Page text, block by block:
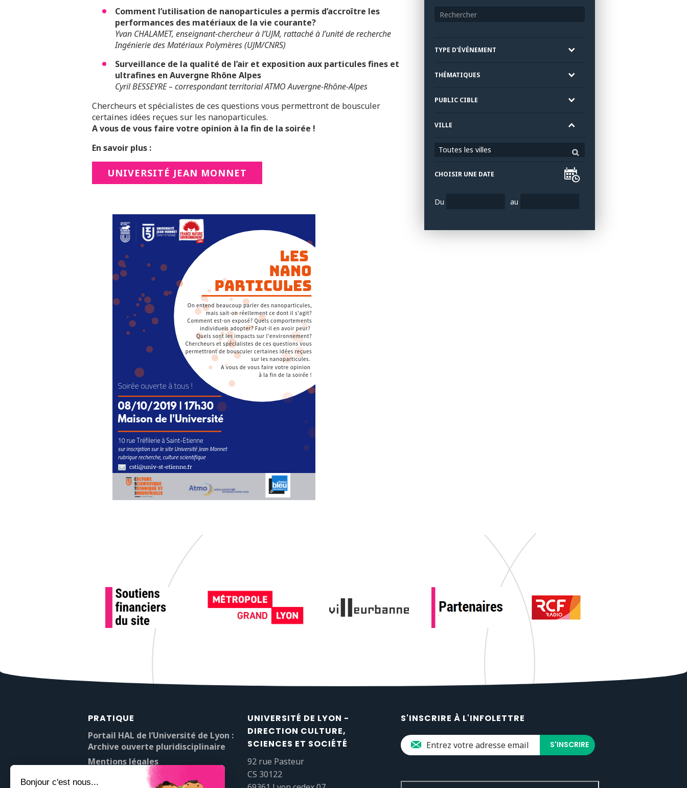
Comment l’utilisation de nanoparticules a permis d’accroître les
performances des matériaux de la vie courante?
Yvan CHALAMET, enseignant-chercheur à l’UJM, rattaché à l’unité de recherche
Ingénierie des Matériaux Polymères (UJM/CNRS)
Surveillance de la qualité de l’air et exposition aux particules fines et
ultrafines en Auvergne Rhône Alpes
Cyril BESSEYRE – correspondant territorial ATMO Auvergne-Rhône-Alpes
Chercheurs et spécialistes de ces questions vous permettront de bousculer
certaines idées reçues sur les nanoparticules.
A vous de vous faire votre opinion à la fin de la soirée !
En savoir plus :
UNIVERSITÉ JEAN MONNET
TYPE D'ÉVÉNEMENT
THÉMATIQUES
PUBLIC CIBLE
VILLE
Toutes les villes
CHOISIR UNE DATE
Du au
PRATIQUE
Portail HAL de l’Université de Lyon :
Archive ouverte pluridisciplinaire
Mentions légales
À propos de Pop’Sciences
UNIVERSITÉ DE LYON -
DIRECTION CULTURE,
SCIENCES ET SOCIÉTÉ
92 rue Pasteur
CS 30122
S'INSCRIRE À L'INFOLETTRE